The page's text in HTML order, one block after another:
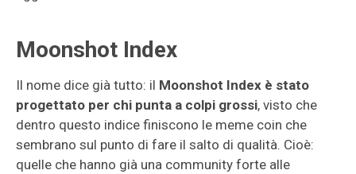
Moonshot Index
Il nome dice già tutto: il Moonshot Index è stato
progettato per chi punta a colpi grossi, visto che
dentro questo indice finiscono le meme coin che
sembrano sul punto di fare il salto di qualità. Cioè:
quelle che hanno già una community forte alle